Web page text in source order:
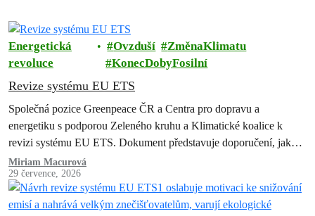
Energetická
revoluce
Ovzduší
ZměnaKlimatu
KonecDobyFosilní
Revize systému EU ETS
Společná pozice Greenpeace ČR a Centra pro dopravu a
energetiku s podporou Zeleného kruhu a Klimatické koalice k
revizi systému EU ETS. Dokument představuje doporučení, jak
zachovat a posílit systém…
Miriam Macurová
29 července, 2026